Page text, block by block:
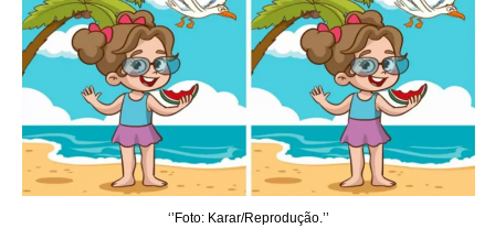
‘’Foto: Karar/Reprodução.’’